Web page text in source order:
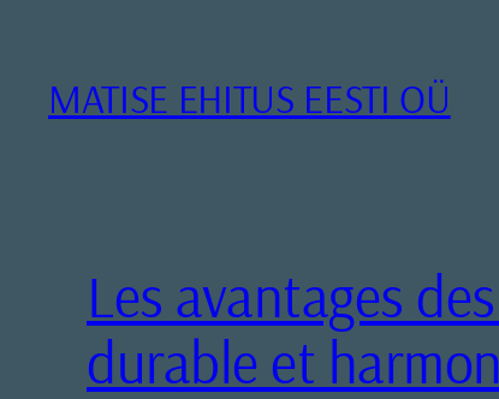
juurdeMATISE EHITUS EESTI OÜ
Les avantages
durable et